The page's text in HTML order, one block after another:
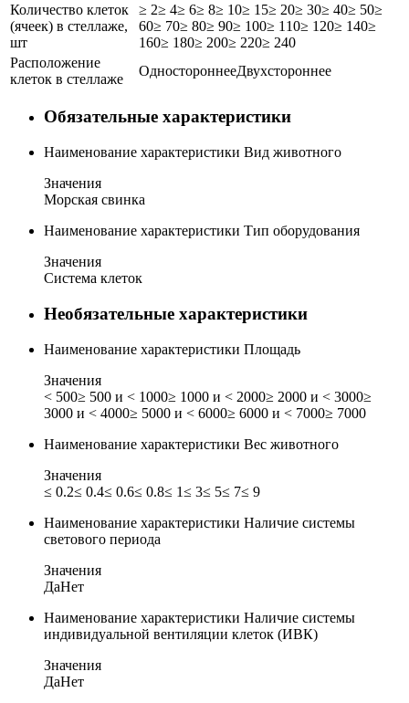
Количество клеток
(ячеек) в стеллаже,
шт
≥ 2≥ 4≥ 6≥ 8≥ 10≥ 15≥ 20≥ 30≥ 40≥ 50≥
60≥ 70≥ 80≥ 90≥ 100≥ 110≥ 120≥ 140≥
160≥ 180≥ 200≥ 220≥ 240
Расположение
клеток в стеллаже
ОдностороннееДвухстороннее
Обязательные характеристики
Наименование характеристики Вид животного
Значения
Морская свинка
Наименование характеристики Тип оборудования
Значения
Система клеток
Необязательные характеристики
Наименование характеристики Площадь
Значения
< 500≥ 500 и < 1000≥ 1000 и < 2000≥ 2000 и < 3000≥
3000 и < 4000≥ 5000 и < 6000≥ 6000 и < 7000≥ 7000
Наименование характеристики Вес животного
Значения
≤ 0.2≤ 0.4≤ 0.6≤ 0.8≤ 1≤ 3≤ 5≤ 7≤ 9
Наименование характеристики Наличие системы
светового периода
Значения
ДаНет
Наименование характеристики Наличие системы
индивидуальной вентиляции клеток (ИВК)
Значения
ДаНет